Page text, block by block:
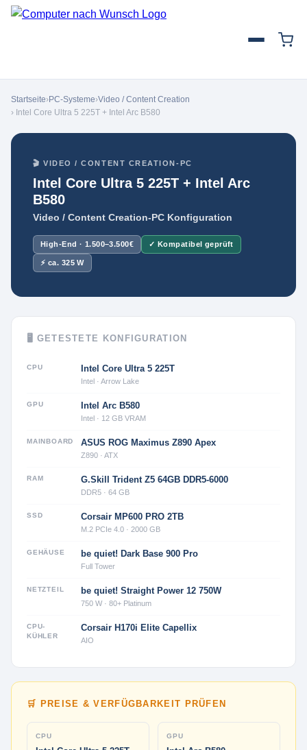
Startseite›PC-Systeme›Video / Content Creation
› Intel Core Ultra 5 225T + Intel Arc B580
🎬 VIDEO / CONTENT CREATION-PC
Intel Core Ultra 5 225T + Intel Arc
B580
Video / Content Creation-PC Konfiguration
High-End · 1.500–3.500€ ✓ Kompatibel geprüft
⚡ ca. 325 W
🖥 GETESTETE KONFIGURATION
CPU Intel Core Ultra 5 225T
Intel · Arrow Lake
GPU Intel Arc B580
Intel · 12 GB VRAM
MAINBOARD ASUS ROG Maximus Z890 Apex
Z890 · ATX
RAM G.Skill Trident Z5 64GB DDR5-6000
DDR5 · 64 GB
SSD Corsair MP600 PRO 2TB
M.2 PCIe 4.0 · 2000 GB
GEHÄUSE be quiet! Dark Base 900 Pro
Full Tower
NETZTEIL be quiet! Straight Power 12 750W
750 W · 80+ Platinum
CPU-
KÜHLER
Corsair H170i Elite Capellix
AIO
🛒 PREISE & VERFÜGBARKEIT PRÜFEN
CPU GPU